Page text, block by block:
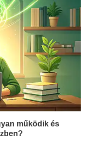
működik és